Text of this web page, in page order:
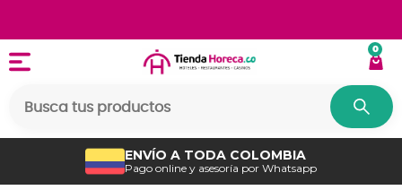
0
ENVÍO A TODA COLOMBIA
Pago online y asesoría por Whatsapp